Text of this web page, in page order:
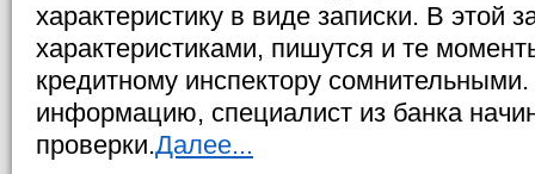
характеристику в виде записки. В этой
характеристиками, пишутся и те
кредитному инспектору
информацию, специалист из банка
проверки.Далее...